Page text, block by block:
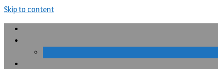
Skip to content